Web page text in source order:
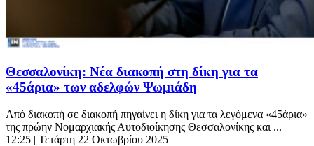
Θεσσαλονίκη: Νέα διακοπή στη δίκη για τα
«45άρια» των αδελφών Ψωμιάδη
Από διακοπή σε διακοπή πηγαίνει η δίκη για τα λεγόμενα «45άρια»
της πρώην Νομαρχιακής Αυτοδιοίκησης Θεσσαλονίκης και ...
12:25 | Τετάρτη 22 Οκτωβρίου 2025